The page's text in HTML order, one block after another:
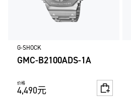
G-SHOCK
GMC-B2100ADS-1A
价格
4,490元